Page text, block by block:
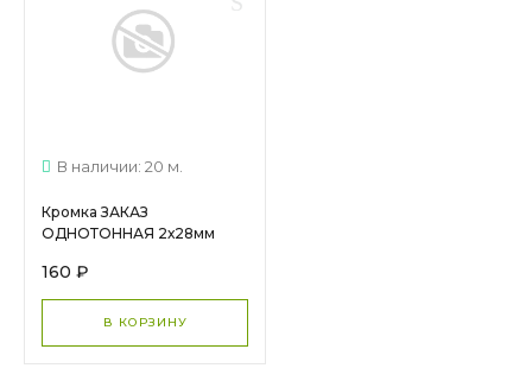
В наличии: 20 м.
Кромка ЗАКАЗ
ОДНОТОННАЯ 2х28мм
160 ₽
В КОРЗИНУ